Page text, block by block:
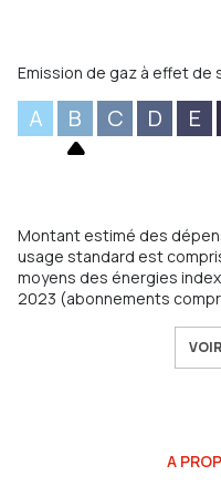
Emission de gaz à effet de
A B C D E
Montant estimé des
usage standard est
moyens des énergies
2023 (abonnements
A